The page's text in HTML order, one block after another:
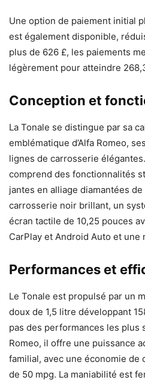
Une option de paiement initial
est également disponible,
plus de 626 £, les paiements
légèrement pour atteindre
Conception et
La Tonale se distingue par sa
emblématique d’Alfa Romeo,
lignes de carrosserie
comprend des fonctionnalités
jantes en alliage diamantées
carrosserie noir brillant, un
écran tactile de 10,25 pouces
CarPlay et Android Auto et une
Performances et
Le Tonale est propulsé par un
doux de 1,5 litre développant
pas des performances les plus
Romeo, il offre une puissance
familial, avec une économie de
de 50 mpg. La maniabilité est